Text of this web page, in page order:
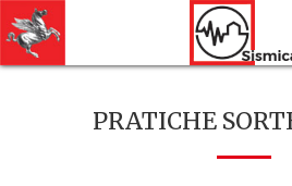
PRATICHE